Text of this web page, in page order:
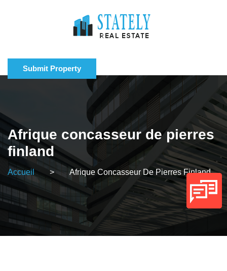
Submit Property
Afrique concasseur de pierres
finland
Accueil > Afrique Concasseur De Pierres Finland